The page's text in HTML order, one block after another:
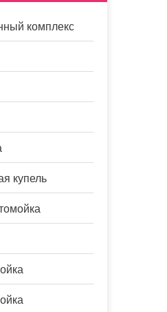
комплекс
купель